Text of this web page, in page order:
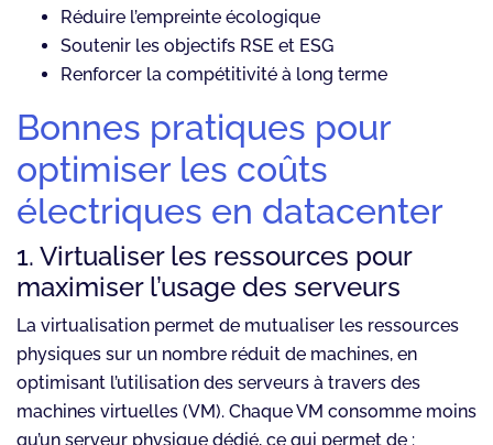
Réduire l’empreinte écologique
Soutenir les objectifs RSE et ESG
Renforcer la compétitivité à long terme
Bonnes pratiques pour
optimiser les coûts
électriques en datacenter
1. Virtualiser les ressources pour
maximiser l’usage des serveurs
La virtualisation permet de mutualiser les ressources
physiques sur un nombre réduit de machines, en
optimisant l’utilisation des serveurs à travers des
machines virtuelles (VM). Chaque VM consomme moins
qu’un serveur physique dédié, ce qui permet de :